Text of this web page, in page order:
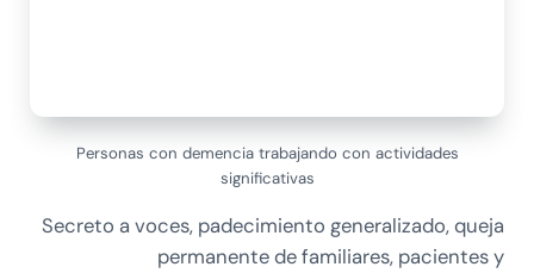
Personas con demencia trabajando con actividades
significativas
Secreto a voces, padecimiento generalizado, queja
permanente de familiares, pacientes y